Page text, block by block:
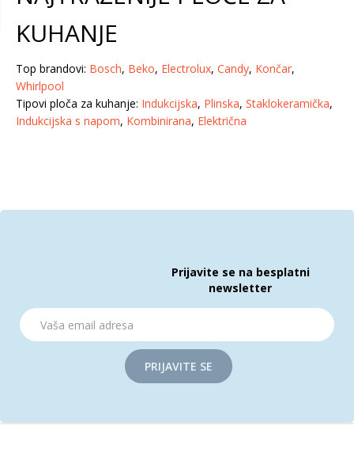
KUHANJE
Top brandovi: Bosch, Beko, Electrolux, Candy, Končar,
Whirlpool
Tipovi ploča za kuhanje: Indukcijska, Plinska, Staklokeramička,
Indukcijska s napom, Kombinirana, Električna
Prijavite se na besplatni
newsletter
PRIJAVITE SE